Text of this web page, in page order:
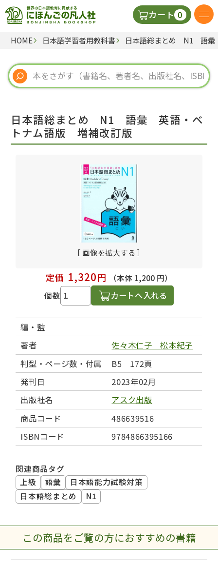
カート 0
日本語の教科書
視聴覚・補助教材
教師用参考書
HOME 日本語学習者用教科書 日本語総まとめ N1 語彙
日本語総まとめ N1 語彙 英語・ベ
トナム語版 増補改訂版
［ 画像を拡大する ］
定価 1,320円
（本体 1,200 円）
個数
カートへ入れる
編・監
著者
佐々木仁子 松本紀子
判型・ページ数・付属
B5 172頁
発刊日
2023年02月
出版社名
アスク出版
商品コード
486639516
ISBNコード
9784866395166
関連商品タグ
上級
語彙
日本語能力試験対策
日本語総まとめ
N1
この商品をご覧の方におすすめの書籍